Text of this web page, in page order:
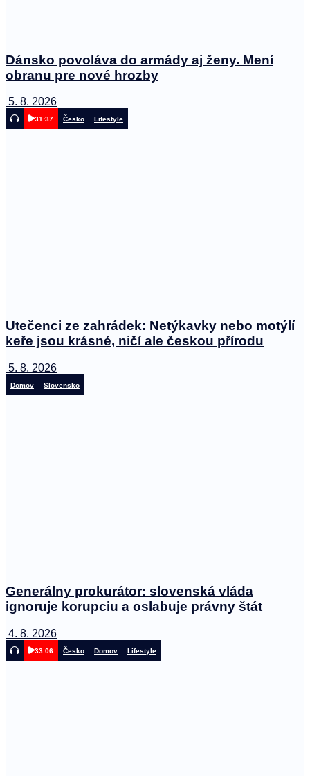
Dánsko povoláva do armády aj ženy. Mení
obranu pre nové hrozby
5. 8. 2026
31:37 Česko Lifestyle
Utečenci ze zahrádek: Netýkavky nebo motýlí
keře jsou krásné, ničí ale českou přírodu
5. 8. 2026
Domov Slovensko
Generálny prokurátor: slovenská vláda
ignoruje korupciu a oslabuje právny štát
4. 8. 2026
33:06 Česko Domov Lifestyle